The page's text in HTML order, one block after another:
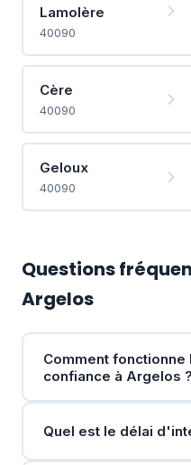
Lamolère
40090
Cère
40090
Geloux
40090
Questions
Argelos
Comment
confiance à Argelos ?
Quel est le délai